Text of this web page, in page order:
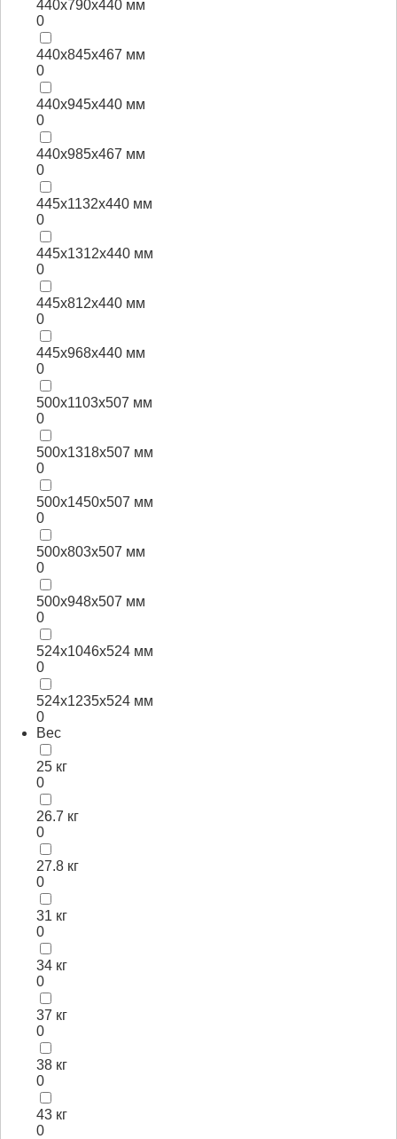
440x790x440 мм
0
440x845x467 мм
0
440x945x440 мм
0
440x985x467 мм
0
445x1132x440 мм
0
445x1312x440 мм
0
445x812x440 мм
0
445x968x440 мм
0
500x1103x507 мм
0
500x1318x507 мм
0
500x1450x507 мм
0
500x803x507 мм
0
500x948x507 мм
0
524x1046x524 мм
0
524x1235x524 мм
0
Вес
25 кг
0
26.7 кг
0
27.8 кг
0
31 кг
0
34 кг
0
37 кг
0
38 кг
0
43 кг
0